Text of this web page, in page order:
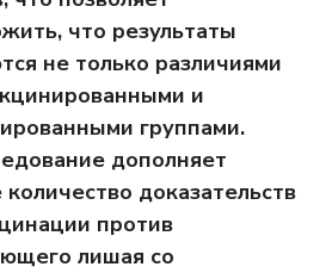
что результаты
не только различиями
и
группами.
дополняет
доказательств
против
лишая со